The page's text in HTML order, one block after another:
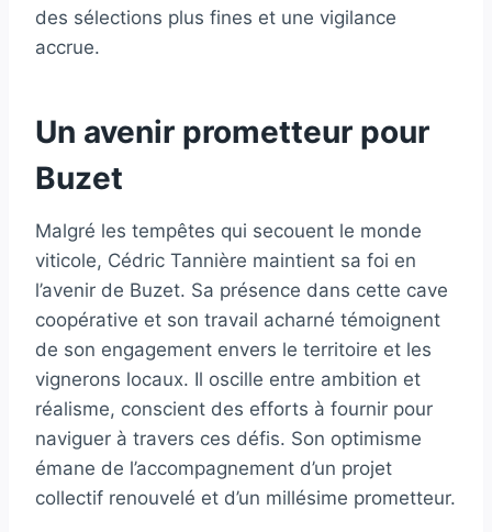
des sélections plus fines et une vigilance
accrue.
Un avenir prometteur pour
Buzet
Malgré les tempêtes qui secouent le monde
viticole, Cédric Tannière maintient sa foi en
l’avenir de Buzet. Sa présence dans cette cave
coopérative et son travail acharné témoignent
de son engagement envers le territoire et les
vignerons locaux. Il oscille entre ambition et
réalisme, conscient des efforts à fournir pour
naviguer à travers ces défis. Son optimisme
émane de l’accompagnement d’un projet
collectif renouvelé et d’un millésime prometteur.